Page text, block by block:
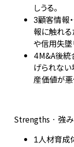
しうる。
3顧客情報
報に触れる
や信用失墜
4M&A後統
げられない
産価値が悪
Strengths · 強み
1人材育成